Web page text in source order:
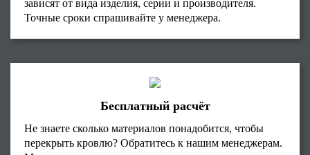
зависят от вида изделия, серии и производителя.
Точные сроки спрашивайте у менеджера.
Бесплатный расчёт
Не знаете сколько материалов понадобится, чтобы
перекрыть кровлю? Обратитесь к нашим менеджерам.